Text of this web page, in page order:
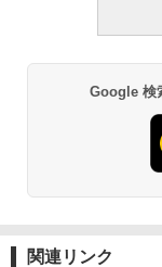
Google 検
関連リンク